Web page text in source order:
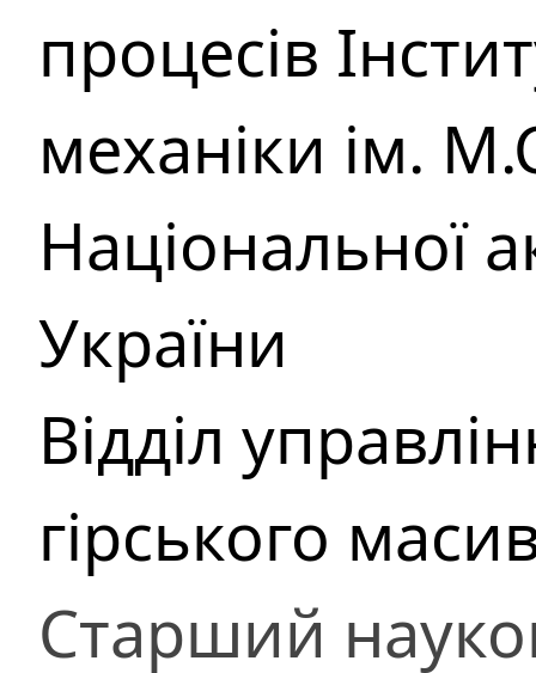
процесів
механіки ім.
Національної
України
Відділ
гірського
Старший